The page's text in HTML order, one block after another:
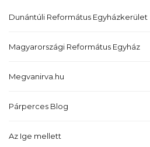
Dunántúli Református Egyházkerület
Magyarországi Református Egyház
Megvanirva.hu
Párperces Blog
Az Ige mellett